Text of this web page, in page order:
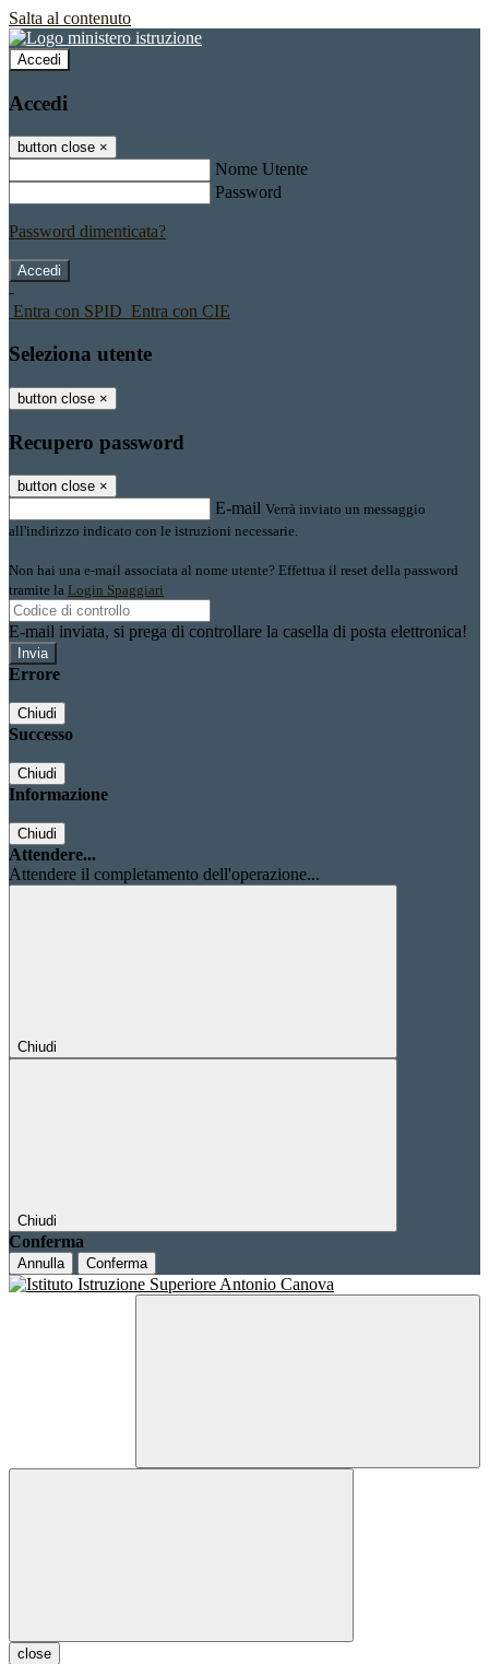
Salta al contenuto
Accedi
Accedi
button close ×
Nome Utente
Password
Password dimenticata?
-
Entra con SPID Entra con CIE
Seleziona utente
button close ×
Recupero password
button close ×
E-mail Verrà inviato un messaggio
all'indirizzo indicato con le istruzioni necessarie.
Non hai una e-mail associata al nome utente? Effettua il reset della password
tramite la Login Spaggiari
E-mail inviata, si prega di controllare la casella di posta elettronica!
Errore
Chiudi
Successo
Chiudi
Informazione
Chiudi
Attendere...
Attendere il completamento dell'operazione...
Chiudi
Chiudi
Conferma
Annulla Conferma
close